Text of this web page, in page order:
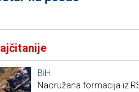
BiH
Naoružana formacija iz